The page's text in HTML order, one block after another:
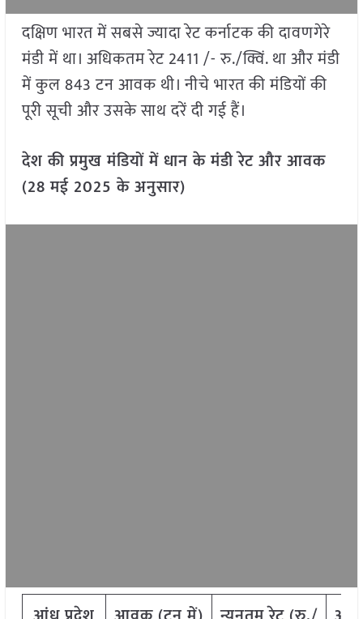
दक्षिण भारत में सबसे ज्यादा रेट कर्नाटक की दावणगेरे
मंडी में था। अधिकतम रेट 2411 /- रु./क्विं. था और मंडी
में कुल 843 टन आवक थी। नीचे भारत की मंडियों की
पूरी सूची और उसके साथ दरें दी गई हैं।
देश की प्रमुख मंडियों में धान के मंडी रेट और आवक
(28 मई 2025 के अनुसार)